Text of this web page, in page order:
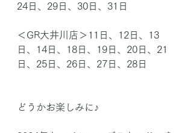
24日、29日、30日、31日
＜GR大井川店＞11日、12日、13
日、14日、18日、19日、20日、21
日、25日、26日、27日、28日
どうかお楽しみに♪